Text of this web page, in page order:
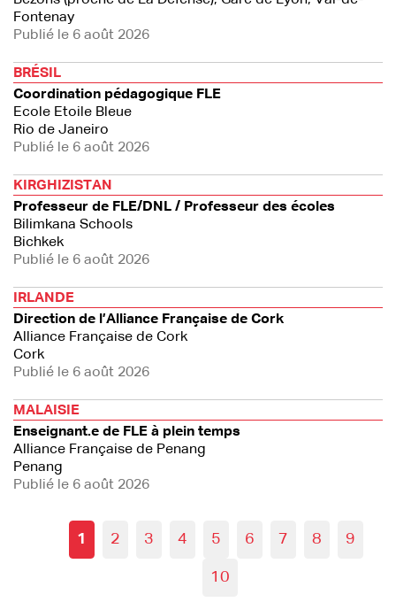
Fontenay
Publié le 6 août 2026
BRÉSIL
Coordination pédagogique FLE
Ecole Etoile Bleue
Rio de Janeiro
Publié le 6 août 2026
KIRGHIZISTAN
Professeur de FLE/DNL / Professeur des écoles
Bilimkana Schools
Bichkek
Publié le 6 août 2026
IRLANDE
Direction de l’Alliance Française de Cork
Alliance Française de Cork
Cork
Publié le 6 août 2026
MALAISIE
Enseignant.e de FLE à plein temps
Alliance Française de Penang
Penang
Publié le 6 août 2026
1 2 3 4 5 6 7 8 9
10